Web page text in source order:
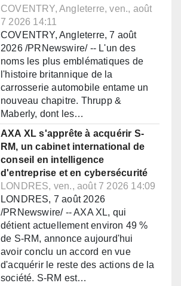
COVENTRY, Angleterre, ven., août
7 2026 14:11
COVENTRY, Angleterre, 7 août
2026 /PRNewswire/ -- L'un des
noms les plus emblématiques de
l'histoire britannique de la
carrosserie automobile entame un
nouveau chapitre. Thrupp &
Maberly, dont les…
AXA XL s'apprête à acquérir S-
RM, un cabinet international de
conseil en intelligence
d'entreprise et en cybersécurité
LONDRES, ven., août 7 2026 14:09
LONDRES, 7 août 2026
/PRNewswire/ -- AXA XL, qui
détient actuellement environ 49 %
de S-RM, annonce aujourd'hui
avoir conclu un accord en vue
d'acquérir le reste des actions de la
société. S-RM est…